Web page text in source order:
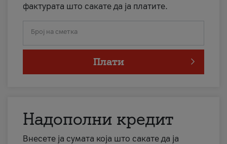
фактурата што сакате да ја платите.
Број на сметка
Плати
Надополни кредит
Внесете ја сумата која што сакате да ја